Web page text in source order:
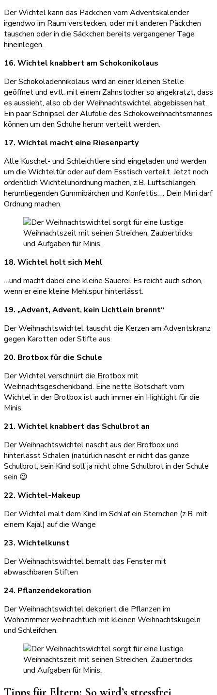
Der Wichtel kann das Päckchen vom Adventskalender
irgendwo im Raum verstecken, oder mit anderen Päckchen
tauschen oder in die Säckchen bereits vergangener Tage
hineinlegen.
16. Wichtel knabbert am Schokonikolaus
Der Schokoladennikolaus wird an einer kleinen Stelle
geöffnet und evtl. mit einem Zahnstocher so angekratzt, dass
es aussieht, also ob der Weihnachtswichtel abgebissen hat.
Ein paar Schnipsel der Alufolie des Schokoweihnachtsmannes
können um den Schuhe herum verteilt werden.
17. Wichtel macht eine Riesenparty
Alle Kuschel- und Schleichtiere sind eingeladen und werden
um die Wichteltür oder auf dem Esstisch verteilt. Jetzt noch
ordentlich Wichtelunordnung machen, z.B. Luftschlangen,
herumliegenden Gummibärchen und Konfettis…. Dein Mini darf
Ordnung machen.
18. Wichtel holt sich Mehl
…und macht dabei eine kleine Sauerei. Es reicht auch schon,
wenn er eine kleine Mehlspur hinterlässt.
19. „Advent, Advent, kein Lichtlein brennt“
Der Weihnachtswichtel tauscht die Kerzen am Adventskranz
gegen Karotten oder Stifte aus.
20. Brotbox für die Schule
Der Wichtel verschnürt die Brotbox mit
Weihnachtsgeschenkband. Eine nette Botschaft vom
Wichtel in der Brotbox ist auch immer ein Highlight für die
Minis.
21. Wichtel knabbert das Schulbrot an
Der Weihnachtswichtel nascht aus der Brotbox und
hinterlässt Schalen (natürlich nascht er nicht das ganze
Schulbrot, sein Kind soll ja nicht ohne Schulbrot in der Schule
sein 😉
22. Wichtel-Makeup
Der Wichtel malt dem Kind im Schlaf ein Sternchen (z.B. mit
einem Kajal) auf die Wange
23. Wichtelkunst
Der Weihnachtswichtel bemalt das Fenster mit
abwaschbaren Stiften
24. Pflanzendekoration
Der Weihnachtswichtel dekoriert die Pflanzen im
Wohnzimmer weihnachtlich mit kleinen Weihnachtskugeln
und Schleifchen.